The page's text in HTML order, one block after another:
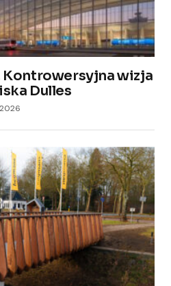
Kontrowersyjna wizja
Dulles